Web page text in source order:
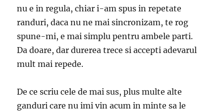
nu e in regula, chiar i-am spus in repetate
randuri, daca nu ne mai sincronizam, te rog
spune-mi, e mai simplu pentru ambele parti.
Da doare, dar durerea trece si accepti adevarul
mult mai repede.
De ce scriu cele de mai sus, plus multe alte
ganduri care nu imi vin acum in minte sa le